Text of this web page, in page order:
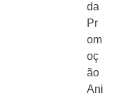
da
Pr
om
oç
ão
Ani